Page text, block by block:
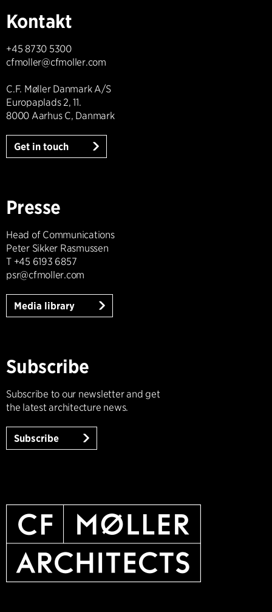
Kontakt
+45 8730 5300
cfmoller@cfmoller.com
C.F. Møller Danmark A/S
Europaplads 2, 11.
8000 Aarhus C, Danmark
Get in touch
Presse
Head of Communications
Peter Sikker Rasmussen
T +45 6193 6857
psr@cfmoller.com
Media library
Subscribe
Subscribe to our newsletter and get
the latest architecture news.
Subscribe